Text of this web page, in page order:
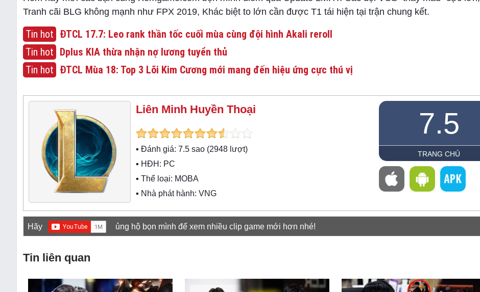
Tranh cãi BLG không mạnh như FPX 2019, Khác biệt to lớn cần được T1 tái hiện tại trận chung kết.
Tin hot ĐTCL 17.7: Leo rank thần tốc cuối mùa cùng đội hình Akali reroll
Tin hot Dplus KIA thừa nhận nợ lương tuyển thủ
Tin hot ĐTCL Mùa 18: Top 3 Lõi Kim Cương mới mang đến hiệu ứng cực thú vị
Liên Minh Huyền Thoại
▪ Đánh giá: 7.5 sao (2948 lượt)
▪ HĐH: PC
▪ Thể loại: MOBA
▪ Nhà phát hành: VNG
7.5
TRANG CHỦ
Hãy ủng hộ bọn mình để xem nhiều clip game mới hơn nhé!
Tin liên quan